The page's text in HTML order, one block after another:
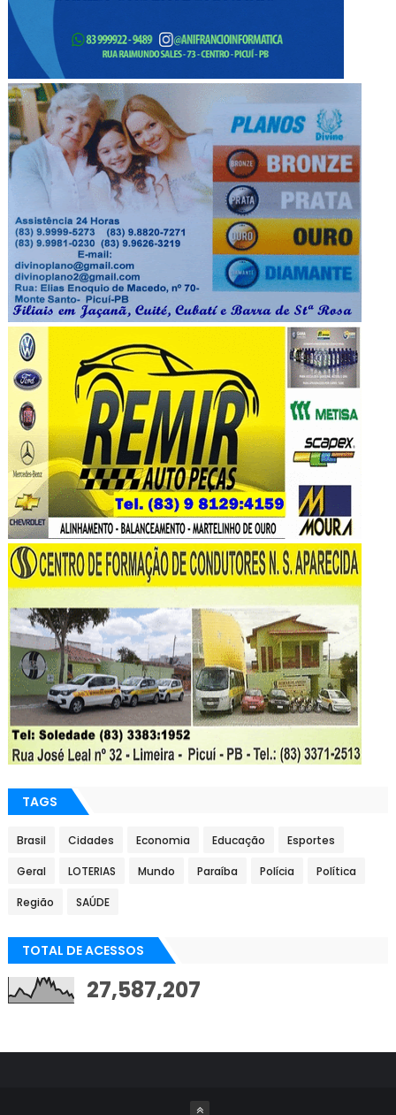
TAGS
Brasil Cidades Economia Educação Esportes
Geral LOTERIAS Mundo Paraíba Polícia Política
Região SAÚDE
TOTAL DE ACESSOS
27,587,207